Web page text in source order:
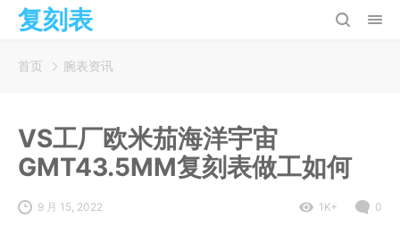
复刻表
首页 腕表资讯
VS工厂欧米茄海洋宇宙
GMT43.5MM复刻表做工如何
9 月 15, 2022 1K+ 0